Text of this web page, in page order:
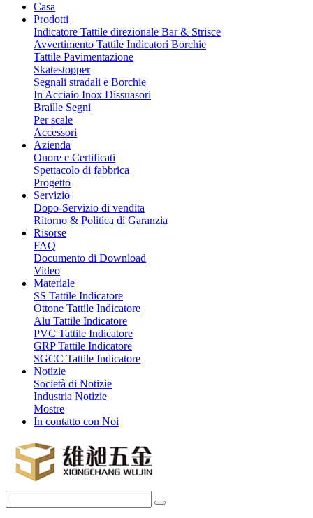
Casa
Prodotti
Indicatore Tattile direzionale Bar & Strisce
Avvertimento Tattile Indicatori Borchie
Tattile Pavimentazione
Skatestopper
Segnali stradali e Borchie
In Acciaio Inox Dissuasori
Braille Segni
Per scale
Accessori
Azienda
Onore e Certificati
Spettacolo di fabbrica
Progetto
Servizio
Dopo-Servizio di vendita
Ritorno & Politica di Garanzia
Risorse
FAQ
Documento di Download
Video
Materiale
SS Tattile Indicatore
Ottone Tattile Indicatore
Alu Tattile Indicatore
PVC Tattile Indicatore
GRP Tattile Indicatore
SGCC Tattile Indicatore
Notizie
Società di Notizie
Industria Notizie
Mostre
In contatto con Noi